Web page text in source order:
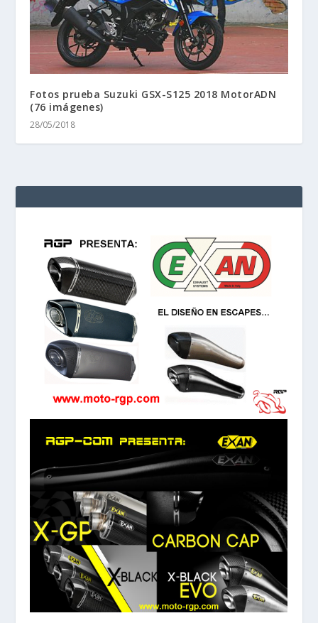
Fotos prueba Suzuki GSX-S125 2018 MotorADN
(76 imágenes)
28/05/2018